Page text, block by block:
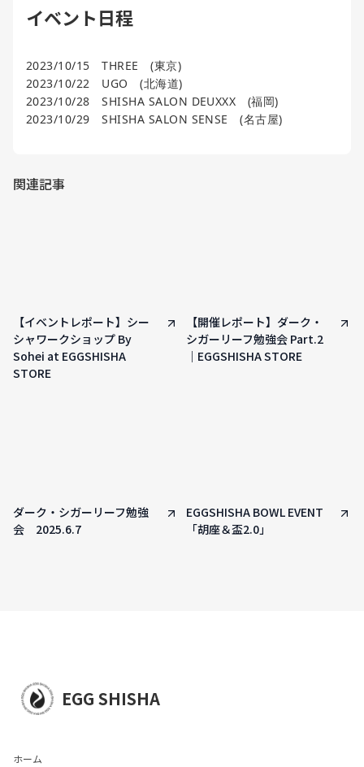
イベント日程
2023/10/15 THREE (東京)
2023/10/22 UGO (北海道)
2023/10/28 SHISHA SALON DEUXXX (福岡)
2023/10/29 SHISHA SALON SENSE (名古屋)
関連記事
【イベントレポート】シー
シャワークショップ By
Sohei at EGGSHISHA
STORE
【開催レポート】ダーク・
シガーリーフ勉強会 Part.2
｜EGGSHISHA STORE
ダーク・シガーリーフ勉強
会 2025.6.7
EGGSHISHA BOWL EVENT
「胡座＆盃2.0」
EGG SHISHA
ホーム